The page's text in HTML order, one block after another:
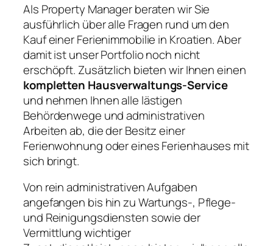
Als Property Manager beraten wir Sie
ausführlich über alle Fragen rund um den
Kauf einer Ferienimmobilie in Kroatien. Aber
damit ist unser Portfolio noch nicht
erschöpft. Zusätzlich bieten wir Ihnen einen
kompletten Hausverwaltungs-Service
und nehmen Ihnen alle lästigen
Behördenwege und administrativen
Arbeiten ab, die der Besitz einer
Ferienwohnung oder eines Ferienhauses mit
sich bringt.
Von rein administrativen Aufgaben
angefangen bis hin zu Wartungs-, Pflege-
und Reinigungsdiensten sowie der
Vermittlung wichtiger